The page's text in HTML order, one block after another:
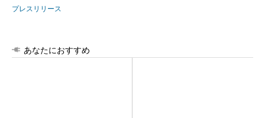
プレスリリース
あなたにおすすめ